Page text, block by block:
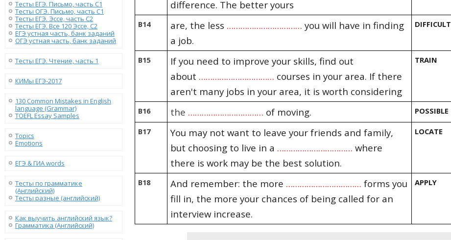
Тесты ЕГЭ. Письмо, часть С1
Тесты ОГЭ. Письмо, часть С1
Тесты ЕГЭ. Эссе, часть C2
Тесты ЕГЭ. Все 120 Эссе, C2
ЕГЭ устная часть, банк заданий
ОГЭ устная часть, банк заданий
Тесты ЕГЭ. Чтение, часть 1
КИМы ЕГЭ-2017
130 Сommon Mistakes in English
language (Grammar)
TOEFL Essay Samples
Topics
Emotions
ЕГЭ & ГИА words
Тесты по грамматике
(Английский)
Тесты разные (английский)
Как выучить английский язык?
Грамматика (Английский)
difference. The better yours
B14 are, the less …………………………… you will have in finding
a job.
DIFFICULT
B15
If you need to improve your skills, find out
about …………………………… courses in your area. If there
aren't many jobs in your area, it is worth considering
TRAIN
B16 the …………………………… of moving. POSSIBLE
B17
You may not want to leave your friends and family,
but choosing to live in a …………………………… where
there is work may be the best solution.
LOCATE
B18 And remember: the more …………………………… forms you
fill in, the more your chances of being called for an
interview increase.
APPLY